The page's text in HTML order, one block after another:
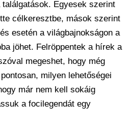
Egyesek szerint
célkeresztbe, mások szerint
esetén a világbajnokságon a
jöhet. Felröppentek a hírek a
megeshet, hogy még
milyen lehetőségei
már nem kell sokáig
a focilegendát egy